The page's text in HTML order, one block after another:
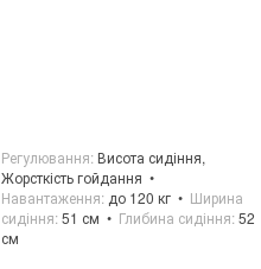
Регулювання Висота сидіння,
Жорсткість гойдання
Навантаження до 120 кг
Ширина
сидіння 51 см Глибина сидіння 52
см